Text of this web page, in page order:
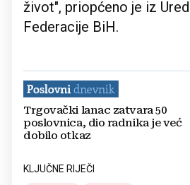
život", priopćeno je iz
Federacije BiH.
Trgovački lanac zatvara 50
poslovnica, dio radnika je već
dobilo otkaz
KLJUČNE RIJEČI